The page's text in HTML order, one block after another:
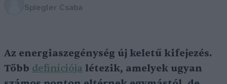
Spiegler Csaba
Az energiaszegénység új keletű kifejezés.
Több definíciója létezik, amelyek ugyan